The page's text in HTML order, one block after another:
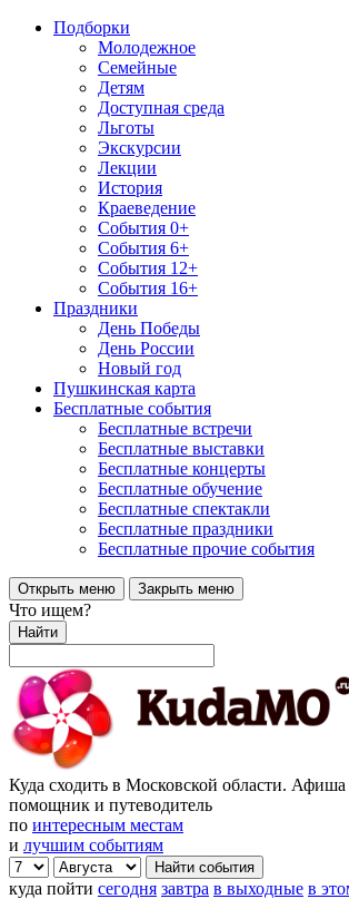
Подборки
Молодежное
Семейные
Детям
Доступная среда
Льготы
Экскурсии
Лекции
История
Краеведение
События 0+
События 6+
События 12+
События 16+
Праздники
День Победы
День России
Новый год
Пушкинская карта
Бесплатные события
Бесплатные встречи
Бесплатные выставки
Бесплатные концерты
Бесплатные обучение
Бесплатные спектакли
Бесплатные праздники
Бесплатные прочие события
Открыть меню Закрыть меню
Что ищем?
Найти
Куда сходить в Московской области. Афиша
помощник и путеводитель
по интересным местам
и лучшим событиям
куда пойти сегодня завтра в выходные в